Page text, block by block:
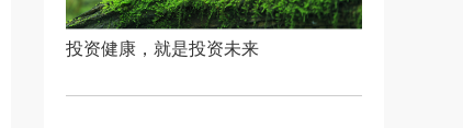
投资健康，就是投资未来